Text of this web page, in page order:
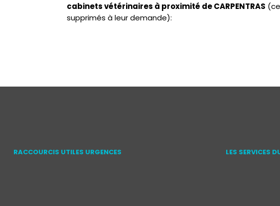
cabinets vétérinaires à proximité de CARPENTRAS
supprimés à leur demande):
RACCOURCIS UTILES URGENCES LES SERVICES